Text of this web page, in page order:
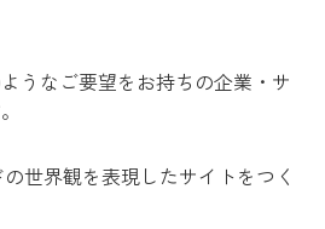
うなご要望をお持ちの企業・サ
世界観を表現したサイトをつく